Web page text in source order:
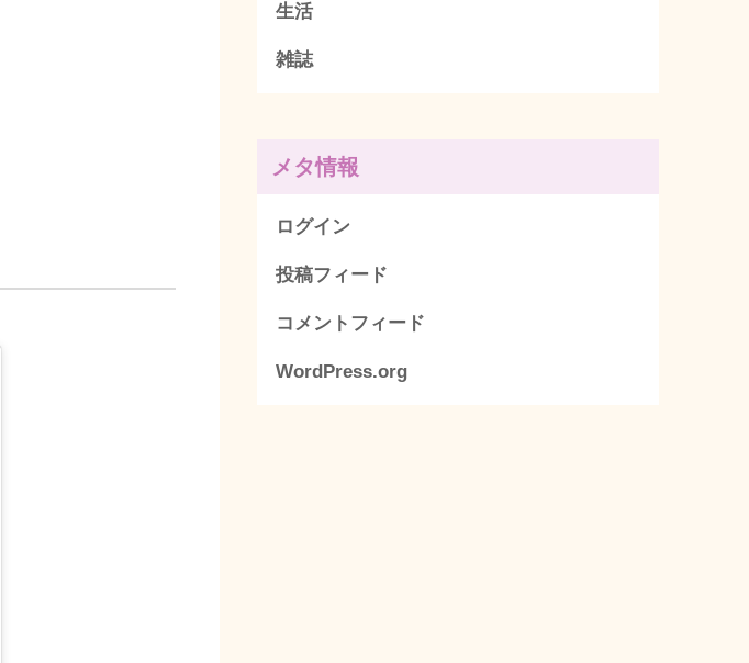
生活
雑誌
メタ情報
ログイン
投稿フィード
コメントフィード
WordPress.org